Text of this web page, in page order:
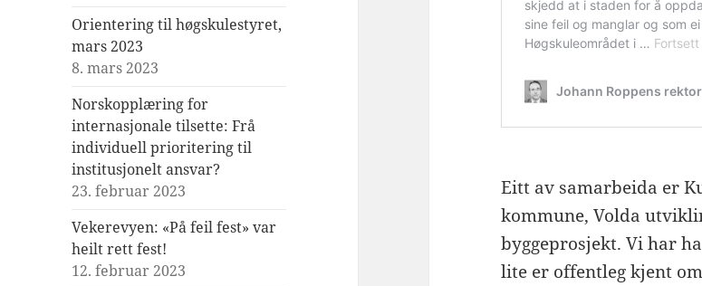
Orientering til høgskulestyret,
mars 2023
8. mars 2023
Norskopplæring for
internasjonale tilsette: Frå
individuell prioritering til
institusjonelt ansvar?
23. februar 2023
Vekerevyen: «På feil fest» var
heilt rett fest!
12. februar 2023
Eitt av samarbeida er
kommune, Volda
byggeprosjekt. Vi har
lite er offentleg kjent